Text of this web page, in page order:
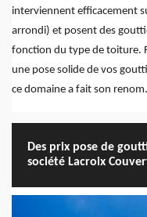
interviennent efficacement
arrondi) et posent des
fonction du type de toiture.
une pose solide de vos
ce domaine a fait son
Des prix pose de
société Lacroix